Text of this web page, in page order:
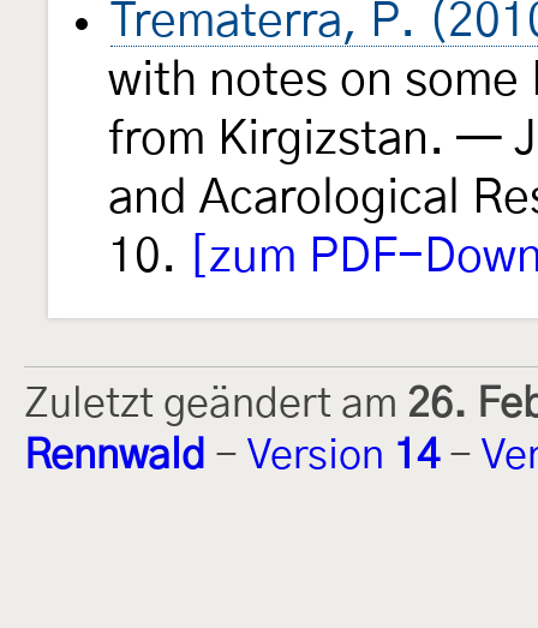
Trematerra, P.
with notes on
from Kirgizstan. —
and Acarological
10.
[zum PDF-
Zuletzt geändert am 26.
Rennwald - Version 14-